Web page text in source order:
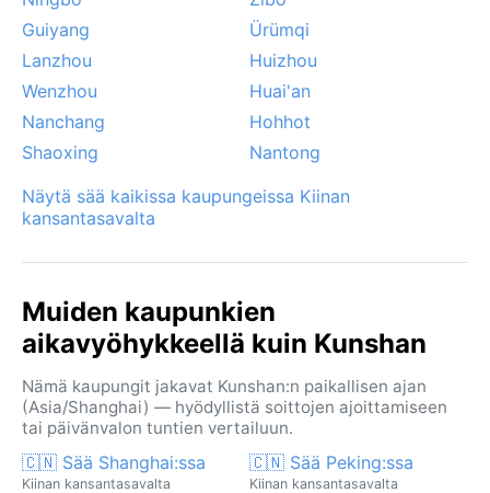
Guiyang
Ürümqi
Lanzhou
Huizhou
Wenzhou
Huai'an
Nanchang
Hohhot
Shaoxing
Nantong
Näytä sää kaikissa kaupungeissa Kiinan
kansantasavalta
Muiden kaupunkien
aikavyöhykkeellä kuin Kunshan
Nämä kaupungit jakavat Kunshan:n paikallisen ajan
(Asia/Shanghai) — hyödyllistä soittojen ajoittamiseen
tai päivänvalon tuntien vertailuun.
🇨🇳 Sää Shanghai:ssa
Kiinan kansantasavalta
🇨🇳 Sää Peking:ssa
Kiinan kansantasavalta